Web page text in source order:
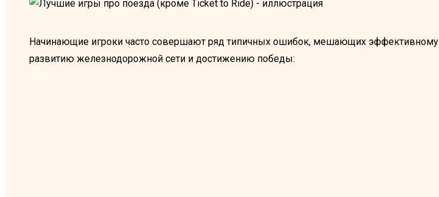
Начинающие игроки часто совершают ряд типичных ошибок, мешающих эффективному
развитию железнодорожной сети и достижению победы: